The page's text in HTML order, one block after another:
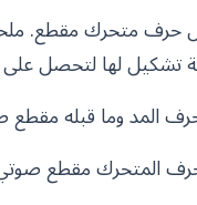
حرف متحرك مقطع.
تشكيل لها لتحصل
المد وما قبله
المتحرك مقطع